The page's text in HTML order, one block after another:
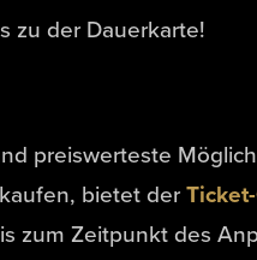
zu der Dauerkarte!
preiswerteste
bietet der
zum Zeitpunkt des